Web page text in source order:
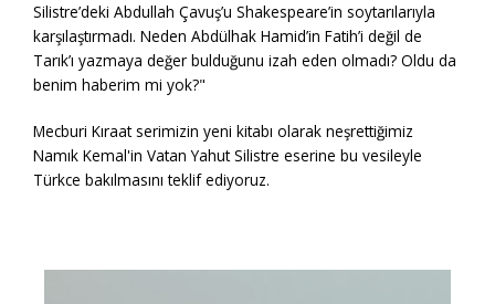
Silistre’deki Abdullah Çavuş’u Shakespeare’in soytarılarıyla
karşılaştırmadı. Neden Abdülhak Hamid’in Fatih’i değil de
Tarık’ı yazmaya değer bulduğunu izah eden olmadı? Oldu da
benim haberim mi yok?"
Mecburi Kıraat serimizin yeni kitabı olarak neşrettiğimiz
Namık Kemal'in Vatan Yahut Silistre eserine bu vesileyle
Türkce bakılmasını teklif ediyoruz.